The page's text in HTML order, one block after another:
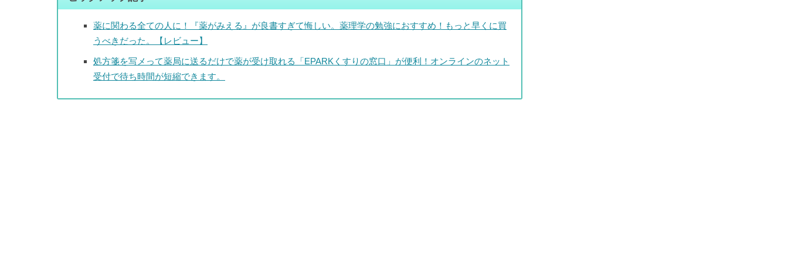
薬に関わる全ての人に！『薬がみえる』が良書すぎて悔しい。薬理学の勉強におすすめ！もっと早くに買
うべきだった。【レビュー】
処方箋を写メって薬局に送るだけで薬が受け取れる「EPARKくすりの窓口」が便利！オンラインのネット
受付で待ち時間が短縮できます。